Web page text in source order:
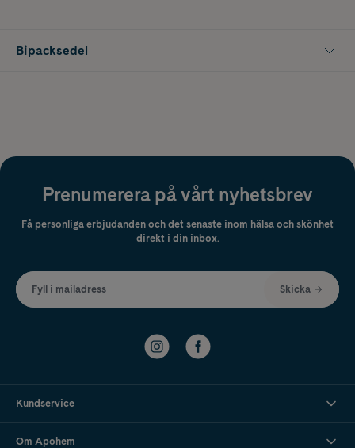
Bipacksedel
Prenumerera på vårt nyhetsbrev
Få personliga erbjudanden och det senaste inom hälsa och skönhet
direkt i din inbox.
Fyll i mailadress Skicka
Kundservice
Om Apohem